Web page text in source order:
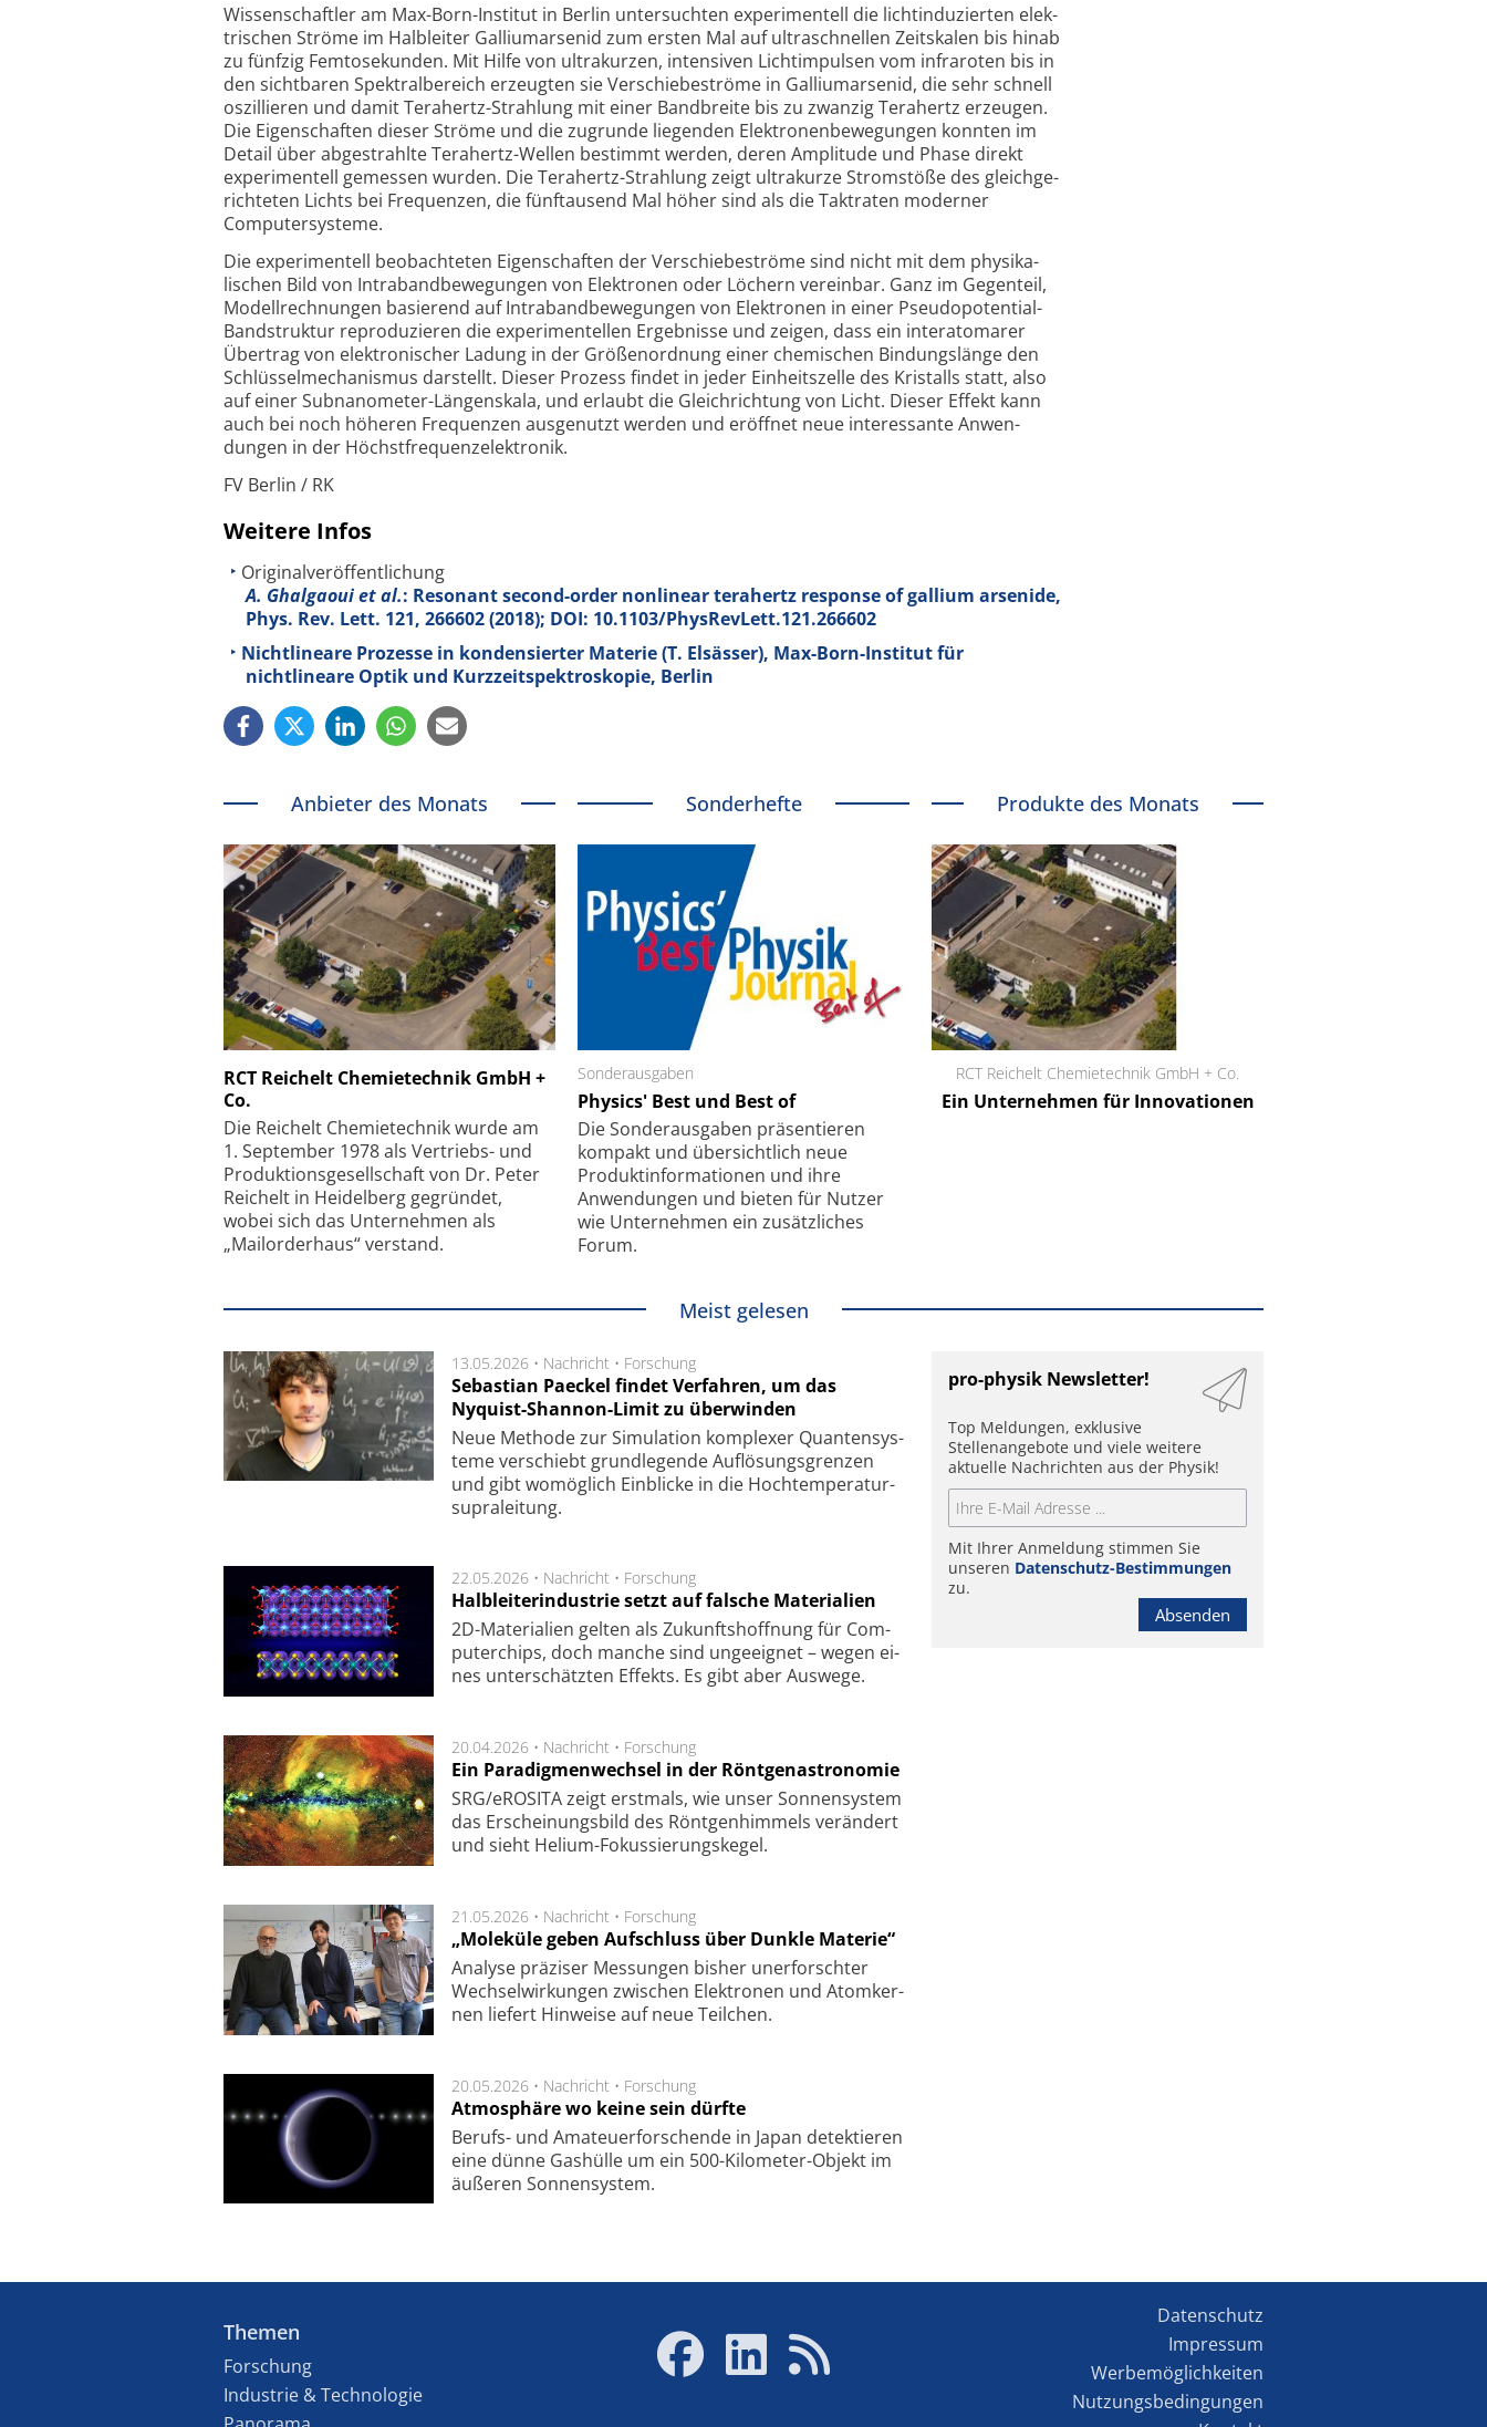
Wissenschaftler am Max-Born-Institut in Berlin unter­suchten experi­men­tell die licht­indu­zierten elek­
trischen Ströme im Halb­leiter Gallium­arsenid zum ersten Mal auf ultra­schnellen Zeit­skalen bis hinab
zu fünfzig Femto­sekunden. Mit Hilfe von ultra­kurzen, inten­siven Licht­impulsen vom infra­roten bis in
den sicht­baren Spektral­bereich erzeugten sie Ver­schiebe­ströme in Gallium­arsenid, die sehr schnell
oszil­lieren und damit Tera­hertz-Strahlung mit einer Band­breite bis zu zwanzig Tera­hertz erzeugen.
Die Eigen­schaften dieser Ströme und die zugrunde liegenden Elek­tronen­bewe­gungen konnten im
Detail über abge­strahlte Tera­hertz-Wellen bestimmt werden, deren Ampli­tude und Phase direkt
experi­men­tell gemessen wurden. Die Tera­hertz-Strahlung zeigt ultra­kurze Strom­stöße des gleich­ge­
rich­teten Lichts bei Frequenzen, die fünf­tausend Mal höher sind als die Takt­raten moderner
Computer­systeme.
Die experimentell beobachteten Eigenschaften der Verschiebe­ströme sind nicht mit dem physi­ka­
lischen Bild von Intra­band­bewe­gungen von Elek­tronen oder Löchern ver­einbar. Ganz im Gegen­teil,
Modell­rech­nungen basierend auf Intra­band­bewe­gungen von Elek­tronen in einer Pseudo­poten­tial-
Band­struktur repro­du­zieren die experi­men­tellen Ergeb­nisse und zeigen, dass ein inter­atomarer
Über­trag von elek­tro­nischer Ladung in der Größen­ordnung einer chemischen Bindungs­länge den
Schlüssel­mecha­nismus dar­stellt. Dieser Prozess findet in jeder Einheits­zelle des Kristalls statt, also
auf einer Sub­nano­meter-Längen­skala, und erlaubt die Gleich­rich­tung von Licht. Dieser Effekt kann
auch bei noch höheren Frequenzen aus­ge­nutzt werden und eröffnet neue inte­res­sante An­wen­
dungen in der Höchst­frequenz­elektronik.
FV Berlin / RK
Weitere Infos
Originalveröffentlichung
A. Ghalgaoui et al.: Resonant second-order nonlinear terahertz response of gallium arsenide,
Phys. Rev. Lett. 121, 266602 (2018); DOI: 10.1103/PhysRevLett.121.266602
Nichtlineare Prozesse in kondensierter Materie (T. Elsässer), Max-Born-Institut für
nichtlineare Optik und Kurzzeitspektroskopie, Berlin
Anbieter des Monats
RCT Reichelt Chemietechnik GmbH +
Co.
Die Reichelt Chemietechnik wurde am
1. September 1978 als Vertriebs- und
Produktionsgesellschaft von Dr. Peter
Reichelt in Heidelberg gegründet,
wobei sich das Unternehmen als
„Mailorderhaus“ verstand.
Sonderhefte
Sonderausgaben
Physics' Best und Best of
Die Sonder­ausgaben präsentieren
kompakt und übersichtlich neue
Produkt­informationen und ihre
Anwendungen und bieten für Nutzer
wie Unternehmen ein zusätzliches
Forum.
Produkte des Monats
SmarAct GmbH
kleinstem Raum
Menlo Systems GmbH
Femtosekunden-Faserlaser für
Multiphotonen-Anwendungen
RCT Reichelt Chemietechnik GmbH + Co.
Ein Unternehmen für Innovationen
Meist gelesen
13.05.2026 • Nachricht • Forschung
Sebastian Paeckel findet Verfahren, um das
Nyquist-Shannon-Limit zu überwinden
Neue Methode zur Simu­la­tion kom­ple­xer Quan­ten­sys­
te­me ver­schiebt grund­le­gen­de Auf­lösungs­gren­zen
und gibt wo­mög­lich Ein­blicke in die Hoch­tempe­ra­tur­
supra­lei­tung.
22.05.2026 • Nachricht • Forschung
Halbleiterindustrie setzt auf falsche Materialien
2D-Mate­ri­a­li­en gel­ten als Zu­kunfts­hoff­nung für Com­
pu­ter­chips, doch man­che sind un­ge­eig­net – we­gen ei­
nes un­ter­schätz­ten Ef­fekts. Es gibt aber Aus­we­ge.
20.04.2026 • Nachricht • Forschung
Ein Paradigmenwechsel in der Röntgenastronomie
SRG/eROSITA zeigt erst­mals, wie unser Son­nen­sys­tem
das Er­schei­nungs­bild des Rönt­gen­him­mels ver­än­dert
und sieht Helium-Fokus­sie­rungs­ke­gel.
21.05.2026 • Nachricht • Forschung
„Moleküle geben Aufschluss über Dunkle Materie“
Analyse prä­zi­ser Mes­sung­en bis­her un­er­for­schter
Wech­sel­wir­kung­en zwi­schen Elek­tro­nen und Atom­ker­
nen lie­fert Hin­wei­se auf neue Teil­chen.
20.05.2026 • Nachricht • Forschung
Atmosphäre wo keine sein dürfte
Berufs- und Ama­teuer­for­schen­de in Japan de­tek­tie­ren
eine dün­ne Gas­hül­le um ein 500-Kilo­meter-Objekt im
äu­ße­ren Son­nen­sys­tem.
pro-physik Newsletter!
Top Meldungen, exklusive
Stellenangebote und viele weitere
aktuelle Nachrichten aus der Physik!
Mit Ihrer Anmeldung stimmen Sie
unseren Datenschutz-Bestimmungen
zu.
Absenden
Themen
Forschung
Industrie & Technologie
Datenschutz
Impressum
Werbemöglichkeiten
Nutzungsbedingungen